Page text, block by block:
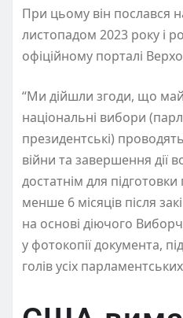
При цьому він послався
листопадом 2023 року і
офіційному порталі
“Ми дійшли згоди, що
національні вибори
президентські)
війни та завершення дії
достатнім для
менше 6 місяців після
на основі діючого
у фотокопії документа,
голів усіх